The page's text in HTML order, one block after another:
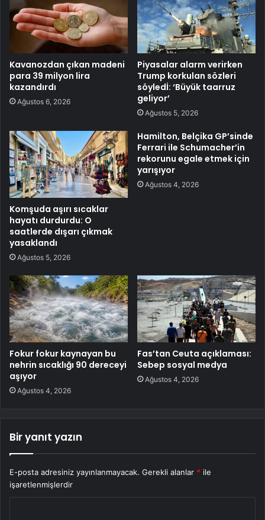
Kavanozdan çıkan madeni
para 39 milyon lira
kazandırdı
Ağustos 6, 2026
Piyasalar alarm verirken
Trump korkulan sözleri
söyledİ: ‘Büyük taarruz
geliyor’
Ağustos 5, 2026
Komşuda aşırı sıcaklar
hayatı durdurdu: O
saatlerde dışarı çıkmak
yasaklandı
Ağustos 5, 2026
Hamilton, Belçika GP’sinde
Ferrari ile Schumacher’in
rekorunu egale etmek için
yarışıyor
Ağustos 4, 2026
Fokur fokur kaynayan bu
nehrin sıcaklığı 90 dereceyi
aşıyor
Ağustos 4, 2026
Fas’tan Ceuta açıklaması:
Sebep sosyal medya
Ağustos 4, 2026
Bir yanıt yazın
E-posta adresiniz yayınlanmayacak. Gerekli alanlar * ile
işaretlenmişlerdir